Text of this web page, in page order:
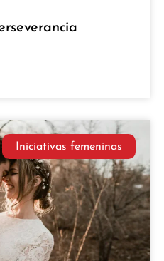
Iniciativas femeninas